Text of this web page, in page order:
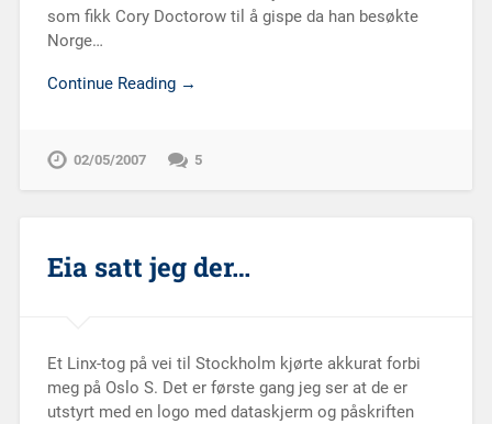
som fikk Cory Doctorow til å gispe da han besøkte
Norge…
Continue Reading →
02/05/2007 5
Eia satt jeg der…
Et Linx-tog på vei til Stockholm kjørte akkurat forbi
meg på Oslo S. Det er første gang jeg ser at de er
utstyrt med en logo med dataskjerm og påskriften